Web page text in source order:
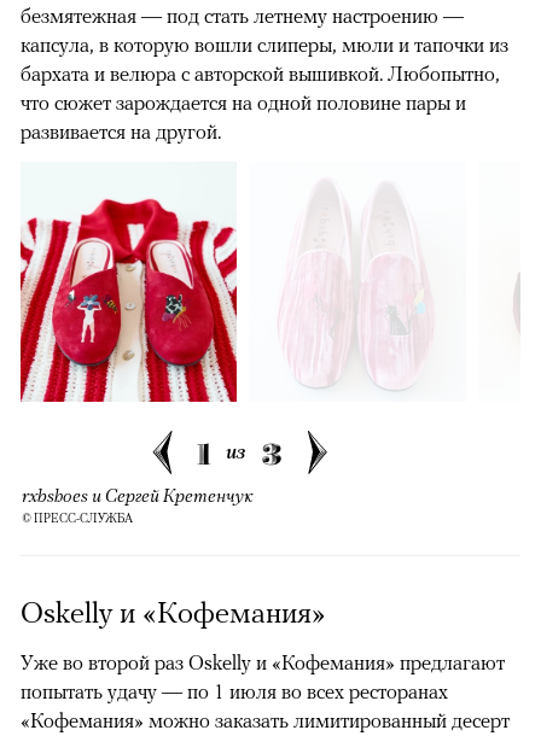
безмятежная — под стать летнему настроению —
капсула, в которую вошли cлиперы, мюли и тапочки из
бархата и велюра с авторской вышивкой. Любопытно,
что сюжет зарождается на одной половине пары и
развивается на другой.
1 из 3
rxbshoes и Сергей Кретенчук
© ПРЕСС-СЛУЖБА
Oskelly и «Кофемания»
Уже во второй раз Oskelly и «Кофемания» предлагают
попытать удачу — по 1 июля во всех ресторанах
«Кофемания» можно заказать лимитированный десерт